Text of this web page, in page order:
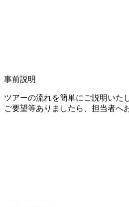
事前説明
ツアーの流れを簡単にご説明いた
ご要望等ありましたら、担当者へ